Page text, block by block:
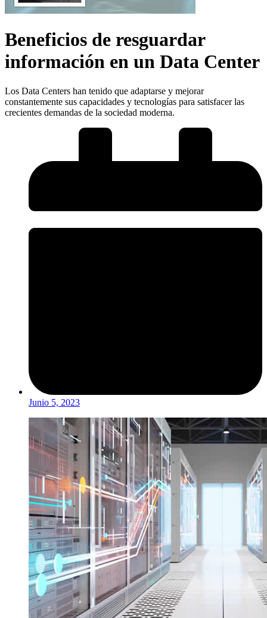
Beneficios de resguardar
información en un Data Center
Los Data Centers han tenido que adaptarse y mejorar
constantemente sus capacidades y tecnologías para satisfacer las
crecientes demandas de la sociedad moderna.
Junio 5, 2023